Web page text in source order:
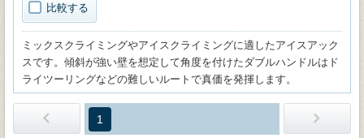
比較する
ミックスクライミングやアイスクライミングに適したアイスアック
スです。傾斜が強い壁を想定して角度を付けたダブルハンドルはド
ライツーリングなどの難しいルートで真価を発揮します。
1